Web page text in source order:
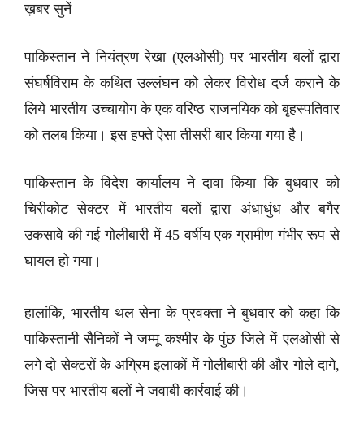
ख़बर सुनें
पाकिस्तान ने नियंत्रण रेखा (एलओसी) पर भारतीय बलों द्वारा
संघर्षविराम के कथित उल्लंघन को लेकर विरोध दर्ज कराने के
लिये भारतीय उच्चायोग के एक वरिष्ठ राजनयिक को बृहस्पतिवार
को तलब किया। इस हफ्ते ऐसा तीसरी बार किया गया है।
पाकिस्तान के विदेश कार्यालय ने दावा किया कि बुधवार को
चिरीकोट सेक्टर में भारतीय बलों द्वारा अंधाधुंध और बगैर
उकसावे की गई गोलीबारी में 45 वर्षीय एक ग्रामीण गंभीर रूप से
घायल हो गया।
हालांकि, भारतीय थल सेना के प्रवक्ता ने बुधवार को कहा कि
पाकिस्तानी सैनिकों ने जम्मू कश्मीर के पुंछ जिले में एलओसी से
लगे दो सेक्टरों के अग्रिम इलाकों में गोलीबारी की और गोले दागे,
जिस पर भारतीय बलों ने जवाबी कार्रवाई की।